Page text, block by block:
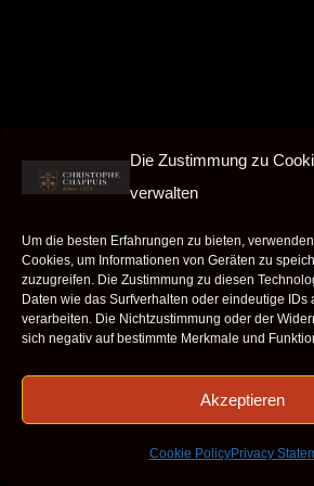
Die Zustimmung zu
verwalten
Um die besten Erfahrungen zu bieten,
Cookies, um Informationen von Geräten zu
zuzugreifen. Die Zustimmung zu diesen
Daten wie das Surfverhalten oder eindeutige IDs
verarbeiten. Die Nichtzustimmung oder der
sich negativ auf bestimmte Merkmale und
Akzeptieren
Cookie PolicyPrivacy